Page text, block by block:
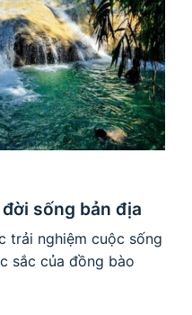
sống bản địa
trải nghiệm cuộc sống
sắc của đồng bào